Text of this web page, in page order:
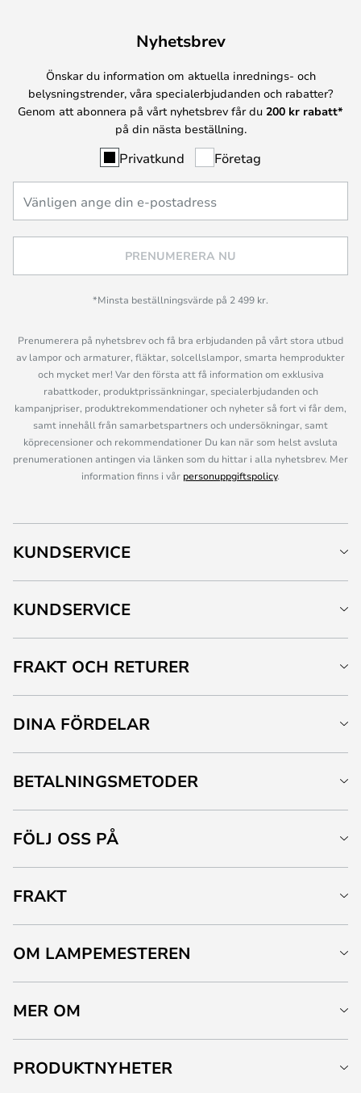
Nyhetsbrev
Önskar du information om aktuella inrednings- och
belysningstrender, våra specialerbjudanden och rabatter?
Genom att abonnera på vårt nyhetsbrev får du 200 kr rabatt*
på din nästa beställning.
Privatkund Företag
PRENUMERERA NU
*Minsta beställningsvärde på 2 499 kr.
Prenumerera på nyhetsbrev och få bra erbjudanden på vårt stora utbud
av lampor och armaturer, fläktar, solcellslampor, smarta hemprodukter
och mycket mer! Var den första att få information om exklusiva
rabattkoder, produktprissänkningar, specialerbjudanden och
kampanjpriser, produktrekommendationer och nyheter så fort vi får dem,
samt innehåll från samarbetspartners och undersökningar, samt
köprecensioner och rekommendationer Du kan när som helst avsluta
prenumerationen antingen via länken som du hittar i alla nyhetsbrev. Mer
information finns i vår personuppgiftspolicy.
KUNDSERVICE
KUNDSERVICE
FRAKT OCH RETURER
DINA FÖRDELAR
BETALNINGSMETODER
FÖLJ OSS PÅ
FRAKT
OM LAMPEMESTEREN
MER OM
PRODUKTNYHETER